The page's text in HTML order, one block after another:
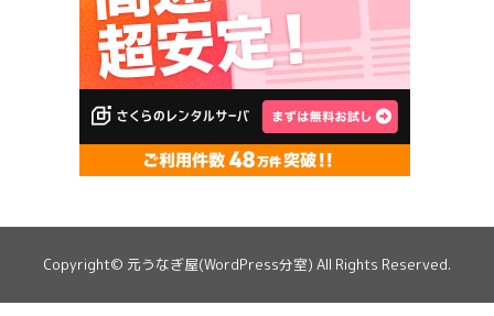
Copyright© 元うなぎ屋(WordPress分室) All Rights Reserved.